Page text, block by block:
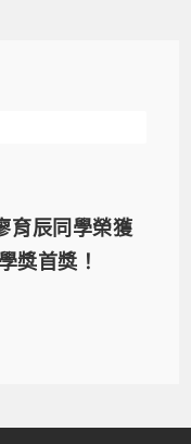
育辰同學榮獲
獎首獎！